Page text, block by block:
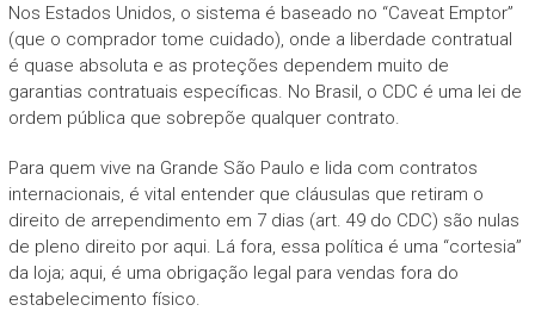
Nos Estados Unidos, o sistema é baseado no “Caveat Emptor”
(que o comprador tome cuidado), onde a liberdade contratual
é quase absoluta e as proteções dependem muito de
garantias contratuais específicas. No Brasil, o CDC é uma lei de
ordem pública que sobrepõe qualquer contrato.
Para quem vive na Grande São Paulo e lida com contratos
internacionais, é vital entender que cláusulas que retiram o
direito de arrependimento em 7 dias (art. 49 do CDC) são nulas
de pleno direito por aqui. Lá fora, essa política é uma “cortesia”
da loja; aqui, é uma obrigação legal para vendas fora do
estabelecimento físico.